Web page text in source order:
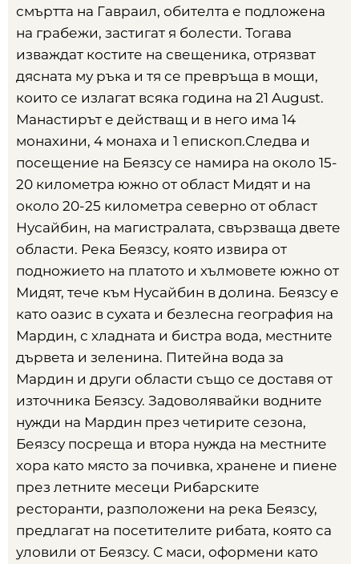
смъртта на Гавраил, обителта е подложена
на грабежи, застигат я болести. Тогава
изваждат костите на свещеника, отрязват
дясната му ръка и тя се превръща в мощи,
които се излагат всяка година на 21 August.
Манастирът е действащ и в него има 14
монахини, 4 монаха и 1 епископ.Следва и
посещение на Беязсу се намира на около 15-
20 километра южно от област Мидят и на
около 20-25 километра северно от област
Нусайбин, на магистралата, свързваща двете
области. Река Беязсу, която извира от
подножието на платото и хълмовете южно от
Мидят, тече към Нусайбин в долина. Беязсу е
като оазис в сухата и безлесна география на
Мардин, с хладната и бистра вода, местните
дървета и зеленина. Питейна вода за
Мардин и други области също се доставя от
източника Беязсу. Задоволявайки водните
нужди на Мардин през четирите сезона,
Беязсу посреща и втора нужда на местните
хора като място за почивка, хранене и пиене
през летните месеци Рибарските
ресторанти, разположени на река Беязсу,
предлагат на посетителите рибата, която са
уловили от Беязсу. С маси, оформени като